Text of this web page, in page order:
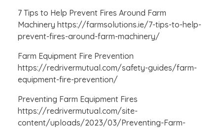
7 Tips to Help Prevent Fires Around Farm
Machinery https://farmsolutions.ie/7-tips-to-help-
prevent-fires-around-farm-machinery/
Farm Equipment Fire Prevention
https://redrivermutual.com/safety-guides/farm-
equipment-fire-prevention/
Preventing Farm Equipment Fires
https://redrivermutual.com/site-
content/uploads/2023/03/Preventing-Farm-